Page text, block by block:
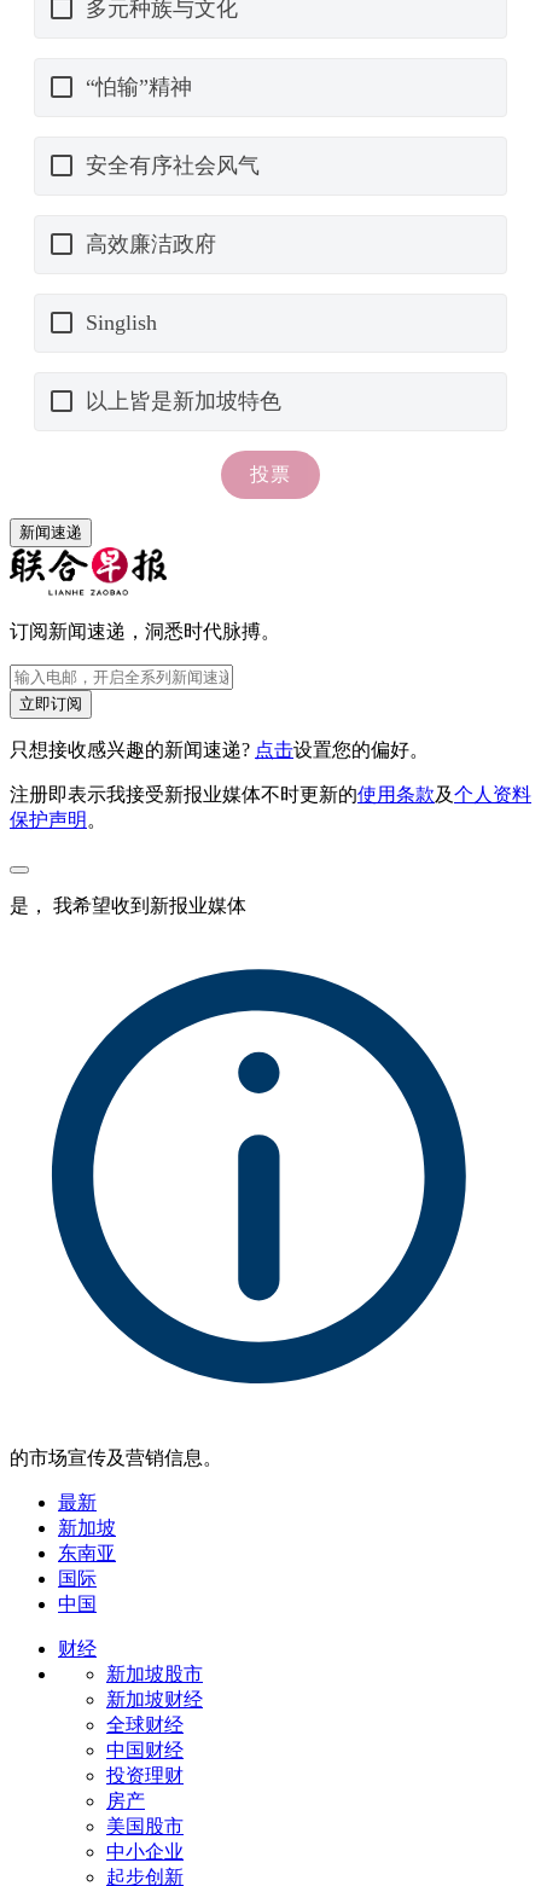
新闻速递
订阅新闻速递，洞悉时代脉搏。
立即订阅
只想接收感兴趣的新闻速递? 点击设置您的偏好。
注册即表示我接受新报业媒体不时更新的使用条款及个人资料
保护声明 。
是， 我希望收到新报业媒体
的市场宣传及营销信息。
最新
新加坡
东南亚
国际
中国
财经
新加坡股市
新加坡财经
全球财经
中国财经
投资理财
房产
美国股市
中小企业
起步创新